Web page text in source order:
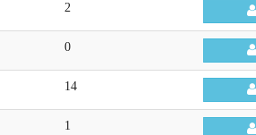
2
0
14
1